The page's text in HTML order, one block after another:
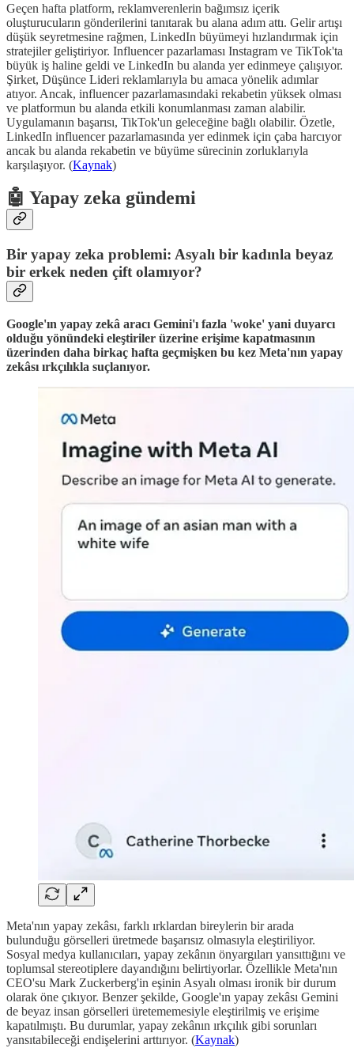
Geçen hafta platform, reklamverenlerin bağımsız içerik
oluşturucuların gönderilerini tanıtarak bu alana adım attı. Gelir artışı
düşük seyretmesine rağmen, LinkedIn büyümeyi hızlandırmak için
stratejiler geliştiriyor. Influencer pazarlaması Instagram ve TikTok'ta
büyük iş haline geldi ve LinkedIn bu alanda yer edinmeye çalışıyor.
Şirket, Düşünce Lideri reklamlarıyla bu amaca yönelik adımlar
atıyor. Ancak, influencer pazarlamasındaki rekabetin yüksek olması
ve platformun bu alanda etkili konumlanması zaman alabilir.
Uygulamanın başarısı, TikTok'un geleceğine bağlı olabilir. Özetle,
LinkedIn influencer pazarlamasında yer edinmek için çaba harcıyor
ancak bu alanda rekabetin ve büyüme sürecinin zorluklarıyla
karşılaşıyor. (Kaynak)
🤖 Yapay zeka gündemi
Bir yapay zeka problemi: Asyalı bir kadınla beyaz
bir erkek neden çift olamıyor?
Google'ın yapay zekâ aracı Gemini'ı fazla 'woke' yani duyarcı
olduğu yönündeki eleştiriler üzerine erişime kapatmasının
üzerinden daha birkaç hafta geçmişken bu kez Meta'nın yapay
zekâsı ırkçılıkla suçlanıyor.
Meta'nın yapay zekâsı, farklı ırklardan bireylerin bir arada
bulunduğu görselleri üretmede başarısız olmasıyla eleştiriliyor.
Sosyal medya kullanıcıları, yapay zekânın önyargıları yansıttığını ve
toplumsal stereotiplere dayandığını belirtiyorlar. Özellikle Meta'nın
CEO'su Mark Zuckerberg'in eşinin Asyalı olması ironik bir durum
olarak öne çıkıyor. Benzer şekilde, Google'ın yapay zekâsı Gemini
de beyaz insan görselleri üretememesiyle eleştirilmiş ve erişime
kapatılmıştı. Bu durumlar, yapay zekânın ırkçılık gibi sorunları
yansıtabileceği endişelerini arttırıyor. (Kaynak)